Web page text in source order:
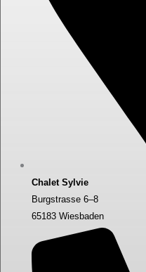
Chalet Sylvie
Burgstrasse 6–8
65183 Wiesbaden